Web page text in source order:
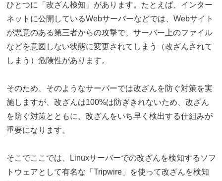
ひとつに「改ざん検知」があります。たとえば、インター
ネットに公開しているWebサーバーなどでは、Webサイト
が悪意のある第三者からの攻撃で、サーバー上のファイル
などを意図しない状態に変更されてしまう（改ざんされて
しまう）危険性があります。
そのため、そのようなサーバーでは改ざんを防ぐ対策を実
施しますが、改ざんは100%は防ぎきれないため、改ざん
を防ぐ対策とともに、改ざんをいち早く検出する仕組みが
重要になります。
そこでここでは、Linuxサーバーでの改ざんを検知するソフ
トウェアとして有名な「Tripwire」を使って改ざんを検知